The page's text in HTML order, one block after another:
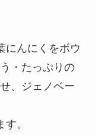
にんにくをボウ
・たっぷりの
、ジェノベー
。